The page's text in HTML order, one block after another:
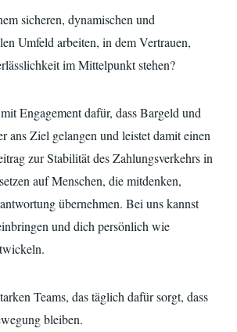
sicheren, dynamischen und
Umfeld arbeiten, in dem Vertrauen,
im Mittelpunkt stehen?
Engagement dafür, dass Bargeld und
ans Ziel gelangen und leistet damit einen
zur Stabilität des Zahlungsverkehrs in
auf Menschen, die mitdenken,
übernehmen. Bei uns kannst
und dich persönlich wie
Teams, das täglich dafür sorgt, dass
bleiben.